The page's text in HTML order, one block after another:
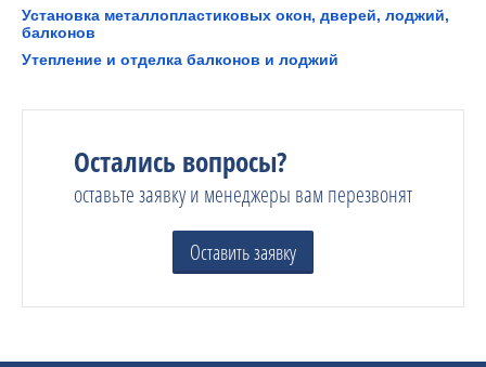
Установка металлопластиковых окон, дверей, лоджий,
балконов
Утепление и отделка балконов и лоджий
Остались вопросы?
оставьте заявку и менеджеры вам перезвонят
Оставить заявку